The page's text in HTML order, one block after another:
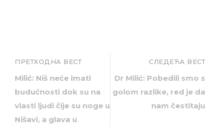
ПРЕТХОДНА ВЕСТ
Milić: Niš neće imati
budućnosti dok su na
vlasti ljudi čije su noge u
Nišavi, a glava u
СЛЕДЕЋА ВЕСТ
Dr Milić: Pobedili smo s
golom razlike, red je da
nam čestitaju